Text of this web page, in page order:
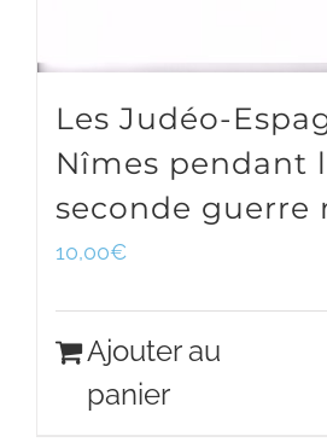
Les Judéo-
Nîmes pendant
seconde guerre
10,00€
Ajouter au
panier